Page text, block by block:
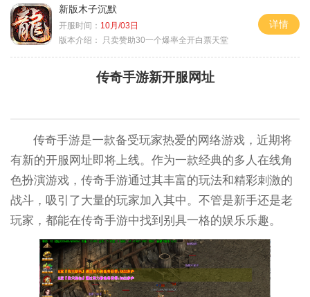
新版木子沉默
开服时间： 10月/03日
版本介绍：
只卖赞助30一个爆率全开白票天堂
详情
传奇手游新开服网址
传奇手游是一款备受玩家热爱的网络游戏，近期将
有新的开服网址即将上线。作为一款经典的多人在线角
色扮演游戏，传奇手游通过其丰富的玩法和精彩刺激的
战斗，吸引了大量的玩家加入其中。不管是新手还是老
玩家，都能在传奇手游中找到别具一格的娱乐乐趣。